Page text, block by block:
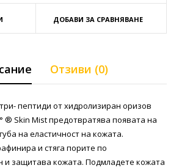
ДОБАВИ ЗА СРАВНЯВАНЕ
Отзиви (0)
пептиди от хидролизиран оризов
® Skin Mist предотвратява появата на
на еластичност на кожата.
и стяга порите по
и защитава кожата. Подмладете кожата